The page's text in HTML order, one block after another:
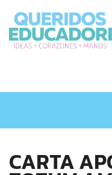
CARTA